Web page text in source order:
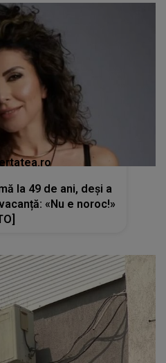
la 49 de ani, deși a
«Nu e noroc!»